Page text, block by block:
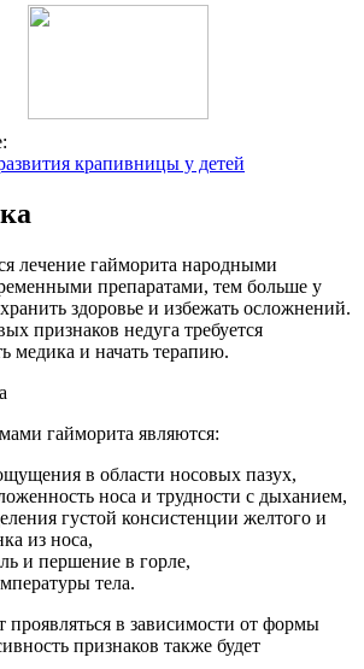
крапивницы у детей
лечение гайморита народными
препаратами, тем больше у
здоровье и избежать осложнений.
признаков недуга требуется
медика и начать терапию.
гайморита являются:
в области носовых пазух,
носа и трудности с дыханием,
густой консистенции желтого и
из носа,
и першение в горле,
тела.
в зависимости от формы
признаков также будет